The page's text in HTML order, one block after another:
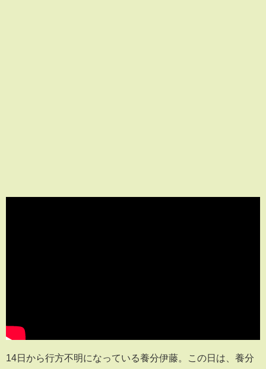
14日から行方不明になっている養分伊藤。この日は、養分